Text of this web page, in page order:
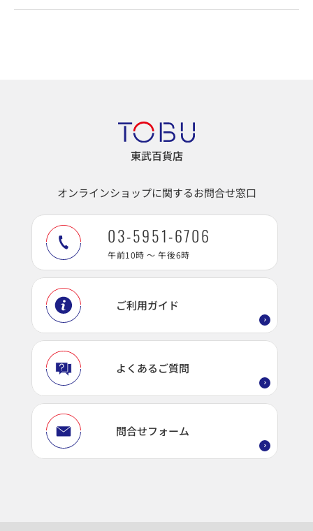
東武百貨店
オンラインショップに関するお問合せ窓口
03-5951-6706
午前10時 ～ 午後6時
ご利用ガイド
よくあるご質問
問合せフォーム